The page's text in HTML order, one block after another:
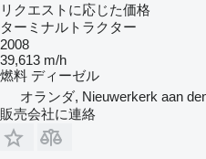
リクエストに応じた価格
ターミナルトラクター
2008
39,613 m/h
燃料 ディーゼル
オランダ, Nieuwerkerk aan
販売会社に連絡